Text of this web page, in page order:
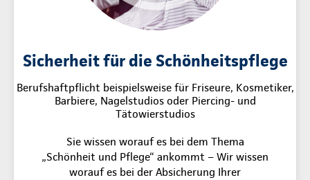
Sicherheit für die Schönheitspflege
Berufshaftpflicht beispielsweise für Friseure, Kosmetiker,
Barbiere, Nagelstudios oder Piercing- und
Tätowierstudios
Sie wissen worauf es bei dem Thema
„Schönheit und Pflege“ ankommt – Wir wissen
worauf es bei der Absicherung Ihrer